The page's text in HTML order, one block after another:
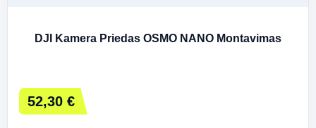
DJI Kamera Priedas OSMO NANO Montavimas
52,30 €